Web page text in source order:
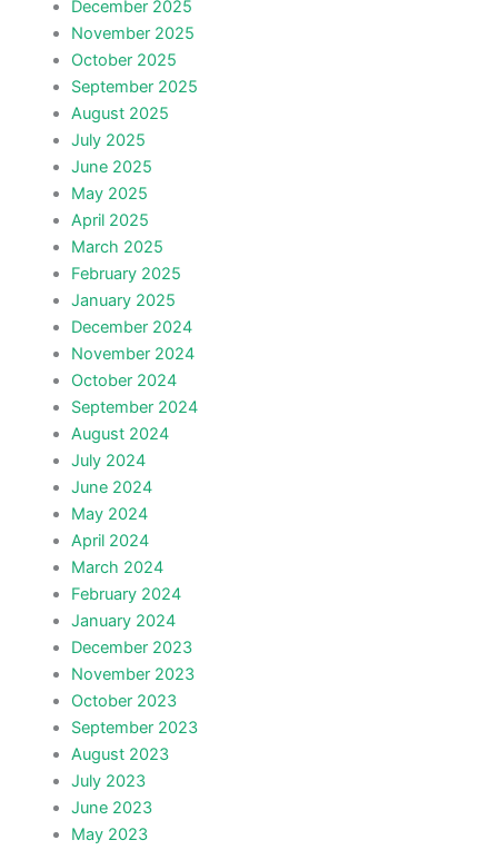
December 2025
November 2025
October 2025
September 2025
August 2025
July 2025
June 2025
May 2025
April 2025
March 2025
February 2025
January 2025
December 2024
November 2024
October 2024
September 2024
August 2024
July 2024
June 2024
May 2024
April 2024
March 2024
February 2024
January 2024
December 2023
November 2023
October 2023
September 2023
August 2023
July 2023
June 2023
May 2023